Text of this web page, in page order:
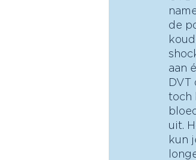
de
aan
DVT
toch
uit.
kun